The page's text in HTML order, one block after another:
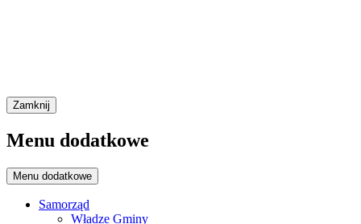
Zamknij
Menu dodatkowe
Menu dodatkowe
Samorząd
Władze Gminy